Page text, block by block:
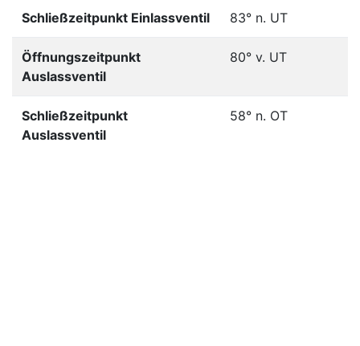
Schließzeitpunkt Einlassventil 83° n. UT
Öffnungszeitpunkt
Auslassventil
80° v. UT
Schließzeitpunkt
Auslassventil
58° n. OT